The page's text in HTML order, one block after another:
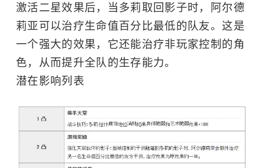
激活二星效果后，当多莉取回影子时，阿尔德
莉亚可以治疗生命值百分比最低的队友。这是
一个强大的效果，它还能治疗非玩家控制的角
色，从而提升全队的生存能力。
潜在影响列表